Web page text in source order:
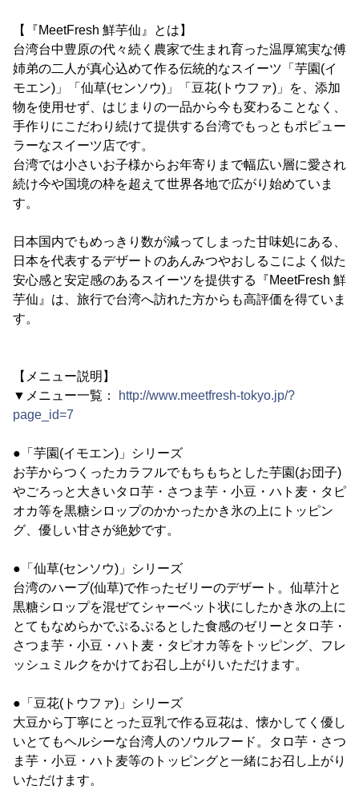
【『MeetFresh 鮮芋仙』とは】
台湾台中豊原の代々続く農家で生まれ育った温厚篤実な傅
姉弟の二人が真心込めて作る伝統的なスイーツ「芋園(イ
モエン)」「仙草(センソウ)」「豆花(トウファ)」を、添加
物を使用せず、はじまりの一品から今も変わることなく、
手作りにこだわり続けて提供する台湾でもっともポピュー
ラーなスイーツ店です。
台湾では小さいお子様からお年寄りまで幅広い層に愛され
続け今や国境の枠を超えて世界各地で広がり始めていま
す。
日本国内でもめっきり数が減ってしまった甘味処にある、
日本を代表するデザートのあんみつやおしるこによく似た
安心感と安定感のあるスイーツを提供する『MeetFresh 鮮
芋仙』は、旅行で台湾へ訪れた方からも高評価を得ていま
す。
【メニュー説明】
▼メニュー一覧：
http://www.meetfresh-tokyo.jp/?
page_id=7
●「芋園(イモエン)」シリーズ
お芋からつくったカラフルでもちもちとした芋園(お団子)
やごろっと大きいタロ芋・さつま芋・小豆・ハト麦・タピ
オカ等を黒糖シロップのかかったかき氷の上にトッピン
グ、優しい甘さが絶妙です。
●「仙草(センソウ)」シリーズ
台湾のハーブ(仙草)で作ったゼリーのデザート。仙草汁と
黒糖シロップを混ぜてシャーベット状にしたかき氷の上に
とてもなめらかでぷるぷるとした食感のゼリーとタロ芋・
さつま芋・小豆・ハト麦・タピオカ等をトッピング、フレ
ッシュミルクをかけてお召し上がりいただけます。
●「豆花(トウファ)」シリーズ
大豆から丁寧にとった豆乳で作る豆花は、懐かしてく優し
いとてもヘルシーな台湾人のソウルフード。タロ芋・さつ
ま芋・小豆・ハト麦等のトッピングと一緒にお召し上がり
いただけます。